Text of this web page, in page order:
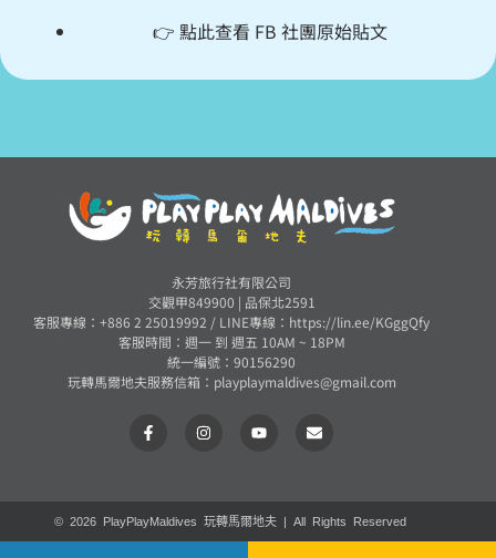
👉 點此查看 FB 社團原始貼文
永芳旅行社有限公司
交觀甲849900 | 品保北2591
客服專線：+886 2 25019992 / LINE專線：https://lin.ee/KGggQfy
客服時間：週一 到 週五 10AM ~ 18PM
統一編號：90156290
玩轉馬爾地夫服務信箱： playplaymaldives@gmail.com
© 2026 PlayPlayMaldives 玩轉馬爾地夫 | All Rights Reserved